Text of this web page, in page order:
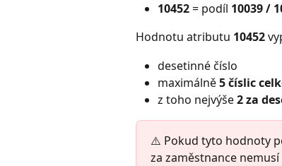
10452 = podíl 10039 /
Hodnotu atributu 10452
desetinné číslo
maximálně 5 číslic
z toho nejvýše 2 za
⚠️ Pokud tyto hodnoty
za zaměstnance